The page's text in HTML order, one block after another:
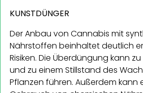
KUNSTDÜNGER
Der Anbau von Cannabis mit
Nährstoffen beinhaltet deutlich
Risiken. Die Überdüngung kann
und zu einem Stillstand des
Pflanzen führen. Außerdem kann